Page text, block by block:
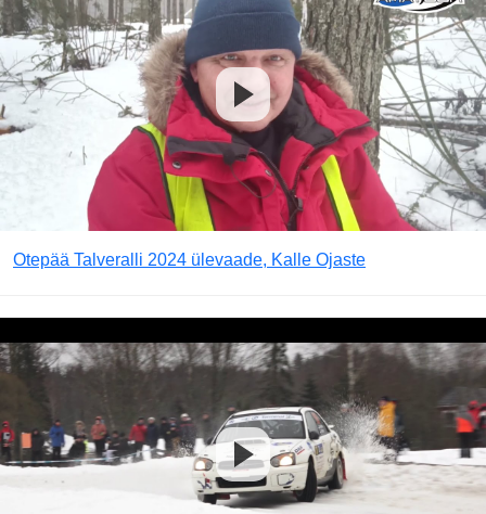
Otepää Talveralli 2024 ülevaade, Kalle Ojaste